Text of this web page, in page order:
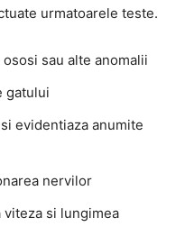
urmatoarele teste.
sau alte anomalii
gatului
evidentiaza anumite
nervilor
viteza si lungimea